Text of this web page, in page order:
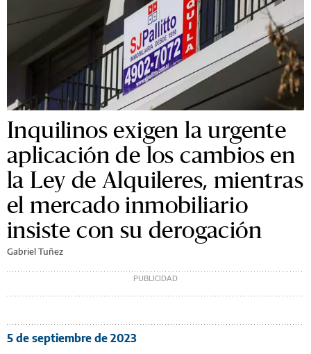
Inquilinos exigen la urgente
aplicación de los cambios en
la Ley de Alquileres, mientras
el mercado inmobiliario
insiste con su derogación
Gabriel Tuñez
5 de septiembre de 2023